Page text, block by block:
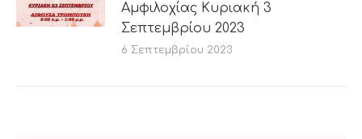
Αμφιλοχίας Κυριακή 3
Σεπτεμβρίου 2023
6 Σεπτεμβρίου 2023